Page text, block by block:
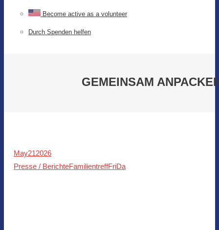
Become active as a volunteer
Durch Spenden helfen
GEMEINSAM
May212026
Presse / BerichteFamilientreffFriDa